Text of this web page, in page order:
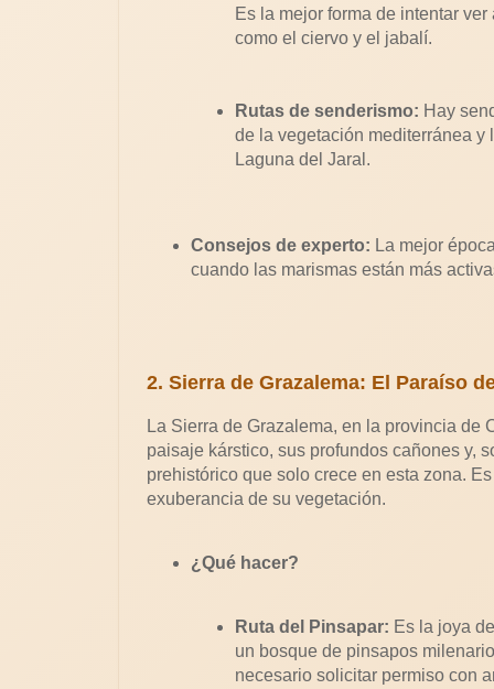
Es la mejor forma de intentar
como el ciervo y el jabalí.
Rutas de senderismo: Hay
de la vegetación mediterránea y
Laguna del Jaral.
Consejos de experto: La mejor
cuando las marismas están más
2. Sierra de Grazalema: El Paraíso
La Sierra de Grazalema, en la provincia de
paisaje kárstico, sus profundos cañones y,
prehistórico que solo crece en esta zona.
exuberancia de su vegetación.
¿Qué hacer?
Ruta del Pinsapar: Es la joya
un bosque de pinsapos
necesario solicitar permiso con